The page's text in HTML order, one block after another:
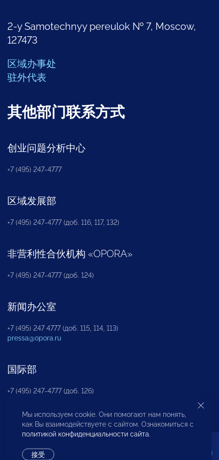
2-y Samotechnyy pereulok № 7, Moscow,
127473
区域办事处
驻外代表
其他部门联系方式
创业问题分析中心
+7 (495) 247-4777
区域发展部
+7 (495) 247-4777 (доб. 116, 117, 132)
非营利性合伙机构 «OPORA»
+7 (495) 247-4777 (доб. 124)
新闻办公室
+7 (495) 247 4777 (доб. 115, 114, 113)
pressa@opora.ru
国际部
+7 (495) 247-4777 (доб. 126)
商投权益保护部
Мы используем cookie. Они помогают нам понять,
как Вы взаимодействуете с сайтом. Ознакомиться с
политикой конфиденциальности сайта.
接受